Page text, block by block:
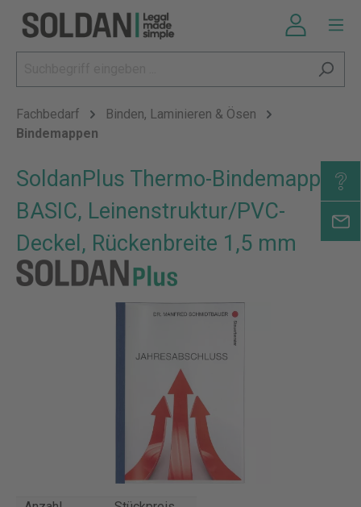
Fachbedarf
Binden, Laminieren & Ösen
Bindemappen
SoldanPlus Thermo-Bindemappen
BASIC, Leinenstruktur/PVC-
Deckel, Rückenbreite 1,5 mm